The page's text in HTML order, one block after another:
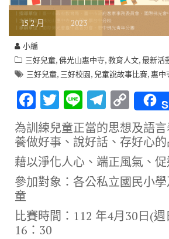
152 月 2023
小編
三好兒童,佛光山惠中寺,教育人文,最新活
三好兒童, 三好校園, 兒童說故事比賽, 惠中
F
ac
e
b
o
o
k
T
w
it
te
r
Li
n
e
T
el
e
gr
a
m
C
o
p
y
Li
n
k
為訓練兒童正當的思想及語
養做好事、說好話、存好心
藉以淨化人心、端正風氣、促
參加對象：各公私立國民小
童
比賽時間：112 年4月30日(
16：30